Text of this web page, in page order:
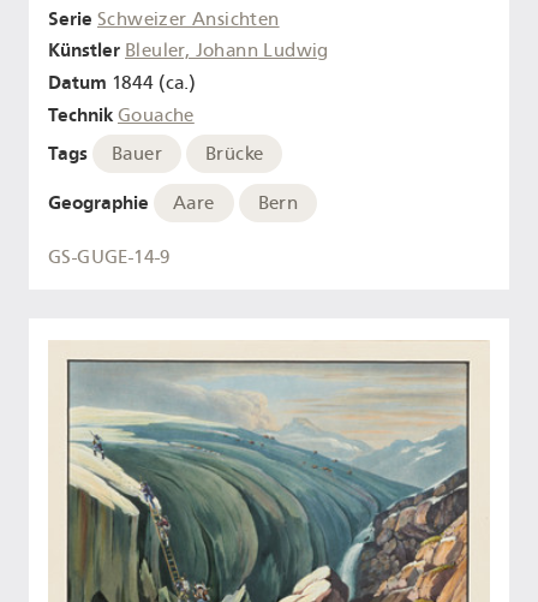
Serie Schweizer Ansichten
Künstler Bleuler, Johann Ludwig
Datum 1844 (ca.)
Technik Gouache
Tags Bauer Brücke
Geographie Aare Bern
GS-GUGE-14-9